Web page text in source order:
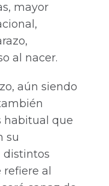
mayor
al nacer.
aún siendo
habitual que
su
distintos
al